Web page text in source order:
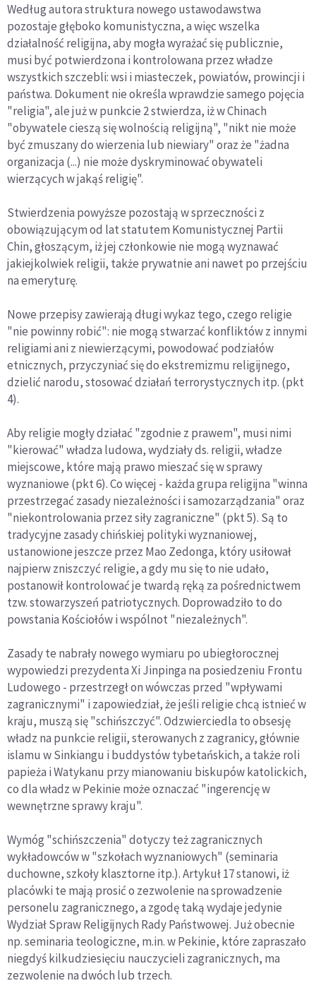
Według autora struktura nowego ustawodawstwa
pozostaje głęboko komunistyczna, a więc wszelka
działalność religijna, aby mogła wyrażać się publicznie,
musi być potwierdzona i kontrolowana przez władze
wszystkich szczebli: wsi i miasteczek, powiatów, prowincji i
państwa. Dokument nie określa wprawdzie samego pojęcia
"religia", ale już w punkcie 2 stwierdza, iż w Chinach
"obywatele cieszą się wolnością religijną", "nikt nie może
być zmuszany do wierzenia lub niewiary" oraz że "żadna
organizacja (...) nie może dyskryminować obywateli
wierzących w jakąś religię".
Stwierdzenia powyższe pozostają w sprzeczności z
obowiązującym od lat statutem Komunistycznej Partii
Chin, głoszącym, iż jej członkowie nie mogą wyznawać
jakiejkolwiek religii, także prywatnie ani nawet po przejściu
na emeryturę.
Nowe przepisy zawierają długi wykaz tego, czego religie
"nie powinny robić": nie mogą stwarzać konfliktów z innymi
religiami ani z niewierzącymi, powodować podziałów
etnicznych, przyczyniać się do ekstremizmu religijnego,
dzielić narodu, stosować działań terrorystycznych itp. (pkt
4).
Aby religie mogły działać "zgodnie z prawem", musi nimi
"kierować" władza ludowa, wydziały ds. religii, władze
miejscowe, które mają prawo mieszać się w sprawy
wyznaniowe (pkt 6). Co więcej - każda grupa religijna "winna
przestrzegać zasady niezależności i samozarządzania" oraz
"niekontrolowania przez siły zagraniczne" (pkt 5). Są to
tradycyjne zasady chińskiej polityki wyznaniowej,
ustanowione jeszcze przez Mao Zedonga, który usiłował
najpierw zniszczyć religie, a gdy mu się to nie udało,
postanowił kontrolować je twardą ręką za pośrednictwem
tzw. stowarzyszeń patriotycznych. Doprowadziło to do
powstania Kościołów i wspólnot "niezależnych".
Zasady te nabrały nowego wymiaru po ubiegłorocznej
wypowiedzi prezydenta Xi Jinpinga na posiedzeniu Frontu
Ludowego - przestrzegł on wówczas przed "wpływami
zagranicznymi" i zapowiedział, że jeśli religie chcą istnieć w
kraju, muszą się "schińszczyć". Odzwierciedla to obsesję
władz na punkcie religii, sterowanych z zagranicy, głównie
islamu w Sinkiangu i buddystów tybetańskich, a także roli
papieża i Watykanu przy mianowaniu biskupów katolickich,
co dla władz w Pekinie może oznaczać "ingerencję w
wewnętrzne sprawy kraju".
Wymóg "schińszczenia" dotyczy też zagranicznych
wykładowców w "szkołach wyznaniowych" (seminaria
duchowne, szkoły klasztorne itp.). Artykuł 17 stanowi, iż
placówki te mają prosić o zezwolenie na sprowadzenie
personelu zagranicznego, a zgodę taką wydaje jedynie
Wydział Spraw Religijnych Rady Państwowej. Już obecnie
np. seminaria teologiczne, m.in. w Pekinie, które zapraszało
niegdyś kilkudziesięciu nauczycieli zagranicznych, ma
zezwolenie na dwóch lub trzech.